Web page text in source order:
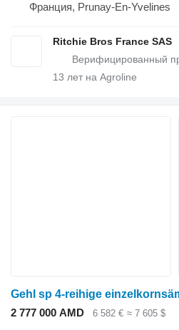
Франция, Prunay-En-Yvelines
Ritchie Bros France SAS
13 лет на Agroline
Gehl sp 4-reihige
2 777 000 AMD
6 582 € ≈ 7 605 $